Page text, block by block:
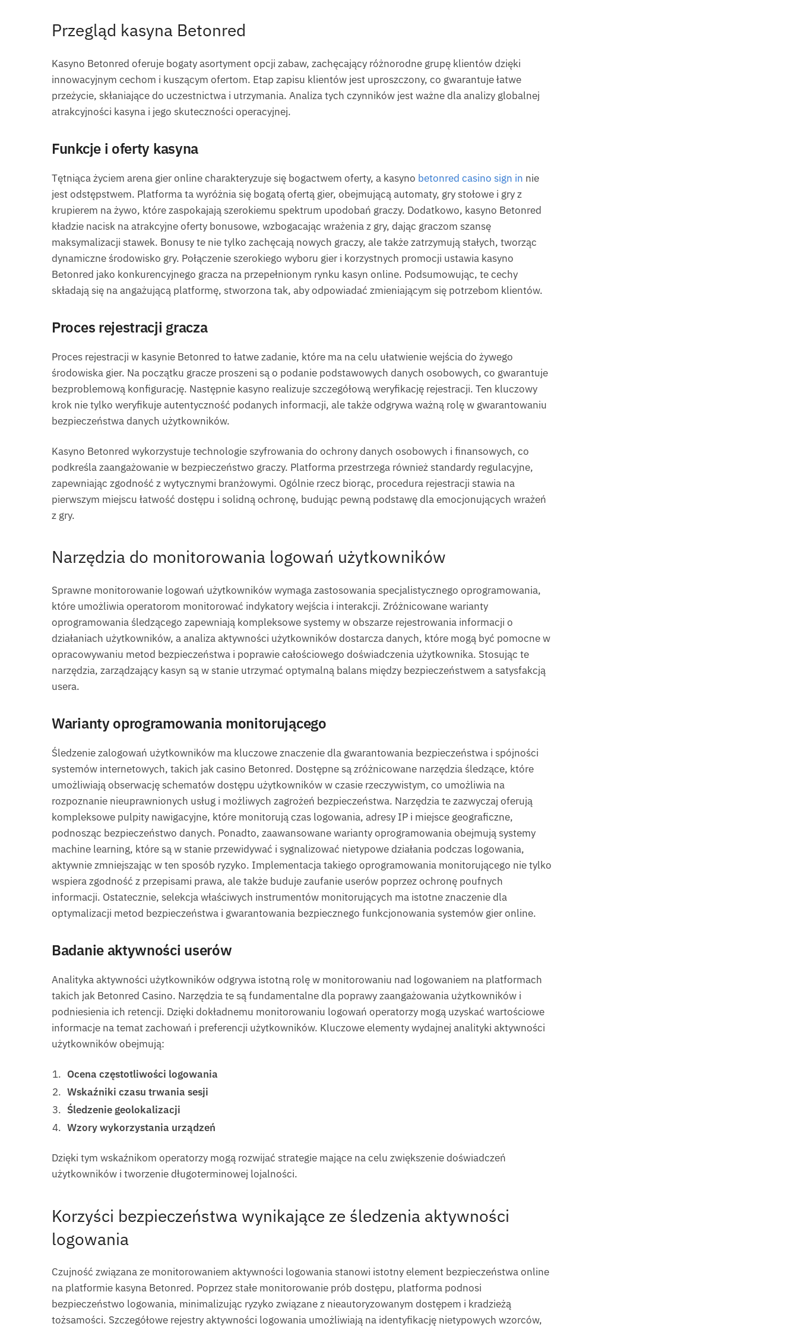
Przegląd kasyna Betonred
Kasyno Betonred oferuje bogaty asortyment opcji zabaw, zachęcający różnorodne grupę klientów dzięki
innowacyjnym cechom i kuszącym ofertom. Etap zapisu klientów jest uproszczony, co gwarantuje łatwe
przeżycie, skłaniające do uczestnictwa i utrzymania. Analiza tych czynników jest ważne dla analizy globalnej
atrakcyjności kasyna i jego skuteczności operacyjnej.
Funkcje i oferty kasyna
Tętniąca życiem arena gier online charakteryzuje się bogactwem oferty, a kasyno betonred casino sign in nie
jest odstępstwem. Platforma ta wyróżnia się bogatą ofertą gier, obejmującą automaty, gry stołowe i gry z
krupierem na żywo, które zaspokajają szerokiemu spektrum upodobań graczy. Dodatkowo, kasyno Betonred
kładzie nacisk na atrakcyjne oferty bonusowe, wzbogacając wrażenia z gry, dając graczom szansę
maksymalizacji stawek. Bonusy te nie tylko zachęcają nowych graczy, ale także zatrzymują stałych, tworząc
dynamiczne środowisko gry. Połączenie szerokiego wyboru gier i korzystnych promocji ustawia kasyno
Betonred jako konkurencyjnego gracza na przepełnionym rynku kasyn online. Podsumowując, te cechy
składają się na angażującą platformę, stworzona tak, aby odpowiadać zmieniającym się potrzebom klientów.
Proces rejestracji gracza
Proces rejestracji w kasynie Betonred to łatwe zadanie, które ma na celu ułatwienie wejścia do żywego
środowiska gier. Na początku gracze proszeni są o podanie podstawowych danych osobowych, co gwarantuje
bezproblemową konfigurację. Następnie kasyno realizuje szczegółową weryfikację rejestracji. Ten kluczowy
krok nie tylko weryfikuje autentyczność podanych informacji, ale także odgrywa ważną rolę w gwarantowaniu
bezpieczeństwa danych użytkowników.
Kasyno Betonred wykorzystuje technologie szyfrowania do ochrony danych osobowych i finansowych, co
podkreśla zaangażowanie w bezpieczeństwo graczy. Platforma przestrzega również standardy regulacyjne,
zapewniając zgodność z wytycznymi branżowymi. Ogólnie rzecz biorąc, procedura rejestracji stawia na
pierwszym miejscu łatwość dostępu i solidną ochronę, budując pewną podstawę dla emocjonujących wrażeń
z gry.
Narzędzia do monitorowania logowań użytkowników
Sprawne monitorowanie logowań użytkowników wymaga zastosowania specjalistycznego oprogramowania,
które umożliwia operatorom monitorować indykatory wejścia i interakcji. Zróżnicowane warianty
oprogramowania śledzącego zapewniają kompleksowe systemy w obszarze rejestrowania informacji o
działaniach użytkowników, a analiza aktywności użytkowników dostarcza danych, które mogą być pomocne w
opracowywaniu metod bezpieczeństwa i poprawie całościowego doświadczenia użytkownika. Stosując te
narzędzia, zarządzający kasyn są w stanie utrzymać optymalną balans między bezpieczeństwem a satysfakcją
usera.
Warianty oprogramowania monitorującego
Śledzenie zalogowań użytkowników ma kluczowe znaczenie dla gwarantowania bezpieczeństwa i spójności
systemów internetowych, takich jak casino Betonred. Dostępne są zróżnicowane narzędzia śledzące, które
umożliwiają obserwację schematów dostępu użytkowników w czasie rzeczywistym, co umożliwia na
rozpoznanie nieuprawnionych usług i możliwych zagrożeń bezpieczeństwa. Narzędzia te zazwyczaj oferują
kompleksowe pulpity nawigacyjne, które monitorują czas logowania, adresy IP i miejsce geograficzne,
podnosząc bezpieczeństwo danych. Ponadto, zaawansowane warianty oprogramowania obejmują systemy
machine learning, które są w stanie przewidywać i sygnalizować nietypowe działania podczas logowania,
aktywnie zmniejszając w ten sposób ryzyko. Implementacja takiego oprogramowania monitorującego nie tylko
wspiera zgodność z przepisami prawa, ale także buduje zaufanie userów poprzez ochronę poufnych
informacji. Ostatecznie, selekcja właściwych instrumentów monitorujących ma istotne znaczenie dla
optymalizacji metod bezpieczeństwa i gwarantowania bezpiecznego funkcjonowania systemów gier online.
Badanie aktywności userów
Analityka aktywności użytkowników odgrywa istotną rolę w monitorowaniu nad logowaniem na platformach
takich jak Betonred Casino. Narzędzia te są fundamentalne dla poprawy zaangażowania użytkowników i
podniesienia ich retencji. Dzięki dokładnemu monitorowaniu logowań operatorzy mogą uzyskać wartościowe
informacje na temat zachowań i preferencji użytkowników. Kluczowe elementy wydajnej analityki aktywności
użytkowników obejmują:
Ocena częstotliwości logowania
Wskaźniki czasu trwania sesji
Śledzenie geolokalizacji
Wzory wykorzystania urządzeń
Dzięki tym wskaźnikom operatorzy mogą rozwijać strategie mające na celu zwiększenie doświadczeń
użytkowników i tworzenie długoterminowej lojalności.
Korzyści bezpieczeństwa wynikające ze śledzenia aktywności
logowania
Czujność związana ze monitorowaniem aktywności logowania stanowi istotny element bezpieczeństwa online
na platformie kasyna Betonred. Poprzez stałe monitorowanie prób dostępu, platforma podnosi
bezpieczeństwo logowania, minimalizując ryzyko związane z nieautoryzowanym dostępem i kradzieżą
tożsamości. Szczegółowe rejestry aktywności logowania umożliwiają na identyfikację nietypowych wzorców,